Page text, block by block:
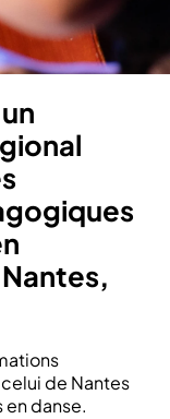
de Nantes
danse.